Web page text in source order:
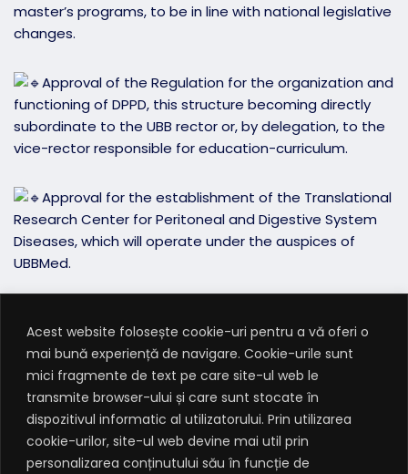
Acest website folosește cookie-uri pentru a vă oferi o
mai bună experiență de navigare. Cookie-urile sunt
mici fragmente de text pe care site-ul web le
transmite browser-ului și care sunt stocate în
dispozitivul informatic al utilizatorului. Prin utilizarea
cookie-urilor, site-ul web devine mai util prin
personalizarea conținutului său în funcție de
master’s programs, to be in line with national legislative
changes.
Approval of the Regulation for the organization and
functioning of DPPD, this structure becoming directly
subordinate to the UBB rector or, by delegation, to the
vice-rector responsible for education-curriculum.
Approval for the establishment of the Translational
Research Center for Peritoneal and Digestive System
Diseases, which will operate under the auspices of
UBBMed.
Committee. We congratulate the student members of
the Ethics Committee, namely Eduard Budoiu from the
Faculty of Geography, Lázár Balázs from the Faculty of
Economics and Business Administration, and Vlad-
Florentin Muntean from the Faculty of Biology and
Geology.